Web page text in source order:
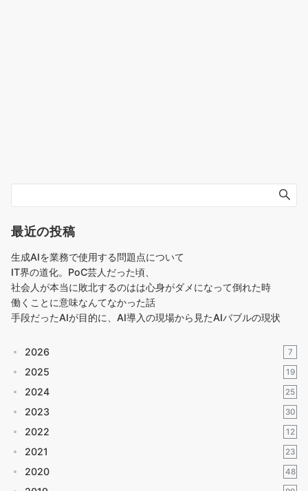
最近の投稿
生成AIを業務で使用する問題点について
IT界の道化。PoC芸人だった頃、
社会人が本当に敗北するのはは心身がダメになって倒れた時
働くことに意味なんてなかった話
手段だったAIが目的に、AI導入の現場から見たAIバブルの現状
2026 7
2025 19
2024 25
2023 30
2022 12
2021 23
2020 48